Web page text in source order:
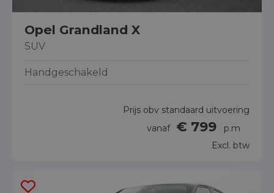
Opel Grandland X
SUV
Handgeschakeld
Prijs obv standaard uitvoering
vanaf € 799
p.m
Excl. btw